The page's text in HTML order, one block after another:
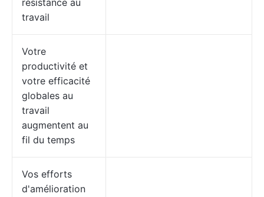
résistance au
travail
Votre
productivité et
votre efficacité
globales au
travail
augmentent au
fil du temps
Vos efforts
d'amélioration